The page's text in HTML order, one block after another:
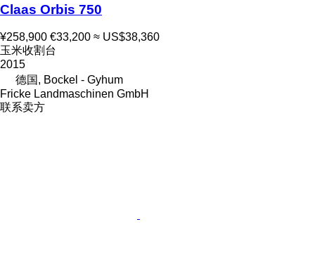
Claas Orbis 750
¥258,900 €33,200 ≈ US$38,360
玉米收割台
2015
德国, Bockel - Gyhum
Fricke Landmaschinen GmbH
联系卖方